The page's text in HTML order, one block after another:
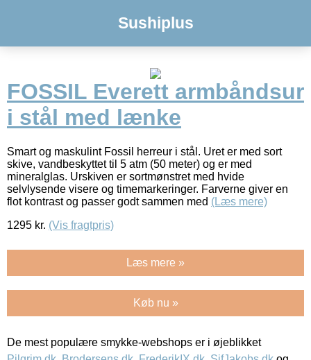
Sushiplus
FOSSIL Everett armbåndsur
i stål med lænke
Smart og maskulint Fossil herreur i stål. Uret er med sort
skive, vandbeskyttet til 5 atm (50 meter) og er med
mineralglas. Urskiven er sortmønstret med hvide
selvlysende visere og timemarkeringer. Farverne giver en
flot kontrast og passer godt sammen med (Læs mere)
1295 kr. (Vis fragtpris)
Læs mere »
Køb nu »
De mest populære smykke-webshops er i øjeblikket